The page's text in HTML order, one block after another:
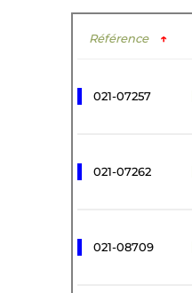
Référence ↑
021-07257
021-07262
021-08709